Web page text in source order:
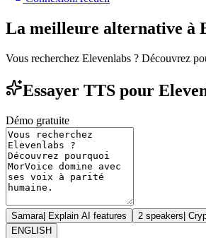
La meilleure alternative à
Vous recherchez Elevenlabs ? Découvrez
Essayer TTS pour
Démo gratuite
Samara| Explain AI features 2 speakers|
ENGLISH